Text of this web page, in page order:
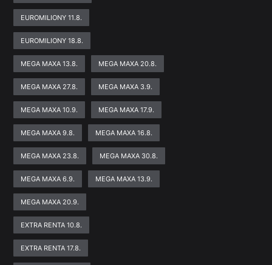
EUROMILIONY 11.8.
EUROMILIONY 18.8.
MEGA MAXA 13.8. MEGA MAXA 20.8.
MEGA MAXA 27.8. MEGA MAXA 3.9.
MEGA MAXA 10.9. MEGA MAXA 17.9.
MEGA MAXA 9.8. MEGA MAXA 16.8.
MEGA MAXA 23.8. MEGA MAXA 30.8.
MEGA MAXA 6.9. MEGA MAXA 13.9.
MEGA MAXA 20.9.
EXTRA RENTA 10.8.
EXTRA RENTA 17.8.